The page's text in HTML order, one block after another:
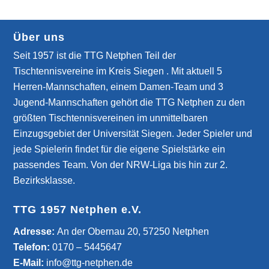
Über uns
Seit 1957 ist die TTG Netphen Teil der
Tischtennisvereine im Kreis Siegen . Mit aktuell 5
Herren-Mannschaften, einem Damen-Team und 3
Jugend-Mannschaften gehört die TTG Netphen zu den
größten Tischtennisvereinen im unmittelbaren
Einzugsgebiet der Universität Siegen. Jeder Spieler und
jede Spielerin findet für die eigene Spielstärke ein
passendes Team. Von der NRW-Liga bis hin zur 2.
Bezirksklasse.
TTG 1957 Netphen e.V.
­Adresse:An der Obernau 20, 57250 Netphen
Telefon:0170 – 5445647
E-Mail: info@ttg-netphen.de